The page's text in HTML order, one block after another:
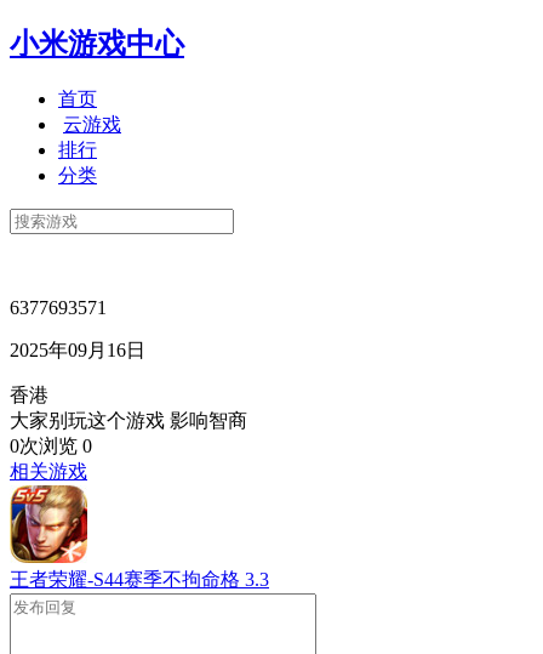
小米游戏中心
首页
云游戏
排行
分类
6377693571
2025年09月16日
香港
大家别玩这个游戏 影响智商
0次浏览 0
相关游戏
王者荣耀-S44赛季不拘命格 3.3